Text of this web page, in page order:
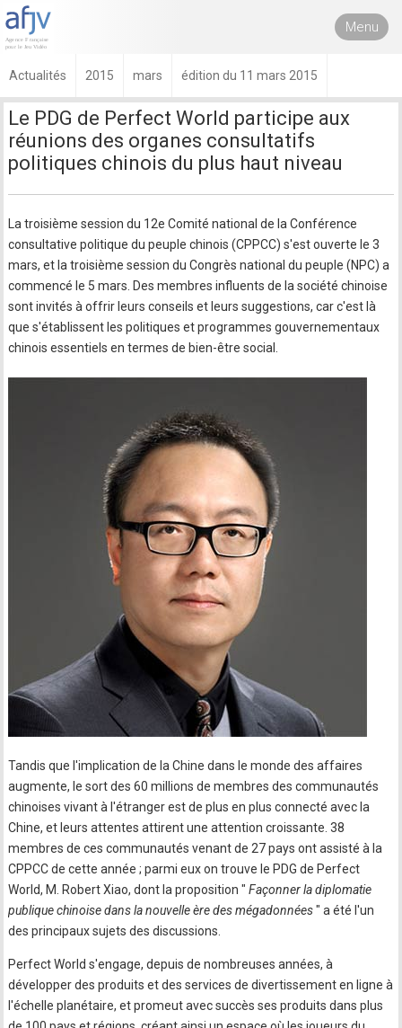
Menu
Actualités 2015 mars édition du 11 mars 2015
Le PDG de Perfect World participe aux
réunions des organes consultatifs
politiques chinois du plus haut niveau
La troisième session du 12e Comité national de la Conférence
consultative politique du peuple chinois (CPPCC) s'est ouverte le 3
mars, et la troisième session du Congrès national du peuple (NPC) a
commencé le 5 mars. Des membres influents de la société chinoise
sont invités à offrir leurs conseils et leurs suggestions, car c'est là
que s'établissent les politiques et programmes gouvernementaux
chinois essentiels en termes de bien-être social.
Tandis que l'implication de la Chine dans le monde des affaires
augmente, le sort des 60 millions de membres des communautés
chinoises vivant à l'étranger est de plus en plus connecté avec la
Chine, et leurs attentes attirent une attention croissante. 38
membres de ces communautés venant de 27 pays ont assisté à la
CPPCC de cette année ; parmi eux on trouve le PDG de Perfect
World, M. Robert Xiao, dont la proposition " Façonner la diplomatie
publique chinoise dans la nouvelle ère des mégadonnées" a été l'un
des principaux sujets des discussions.
Perfect World s'engage, depuis de nombreuses années, à
développer des produits et des services de divertissement en ligne à
l'échelle planétaire, et promeut avec succès ses produits dans plus